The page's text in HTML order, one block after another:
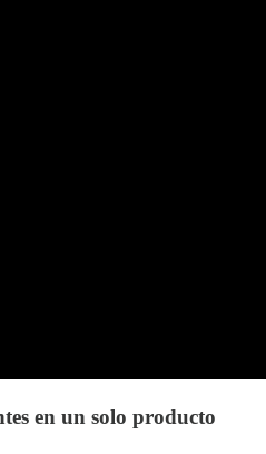
en un solo producto